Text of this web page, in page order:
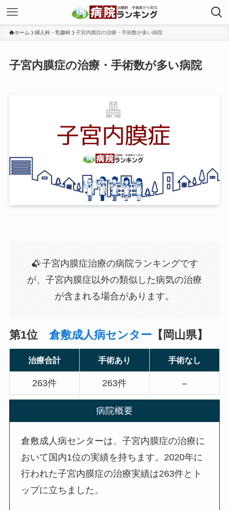
ホーム 婦人科・乳腺科 子宮内膜症の治療・手術数が多い病院
子宮内膜症の治療・手術数が多い病院
子宮内膜症治療の病院ランキングです
が、子宮内膜症以外の類似した病気の治療
が含まれる場合があります。
第1位 倉敷成人病センター 【岡山県】
治療合計 手術あり 手術なし
263件 263件 –
病院概要
倉敷成人病センターは、子宮内膜症の治療に
おいて国内1位の実績を持ちます。2020年に
行われた子宮内膜症の治療実績は263件とト
ップに立ちました。